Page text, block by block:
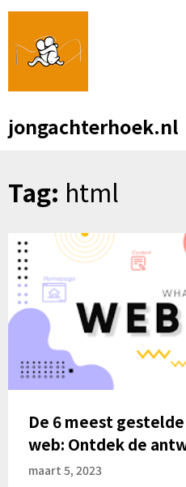
Skip
content
jongachterhoek.nl
Tag: html
De 6 meest
web: Ontdek de
maart 5, 2023